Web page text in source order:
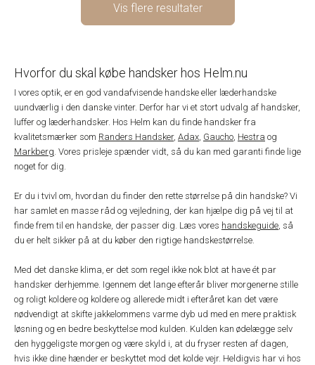
Vis flere resultater
Hvorfor du skal købe handsker hos Helm.nu
I vores optik, er en god vandafvisende handske eller læderhandske
uundværlig i den danske vinter. Derfor har vi et stort udvalg af handsker,
luffer og læderhandsker. Hos Helm kan du finde handsker fra
kvalitetsmærker som Randers Handsker, Adax Gaucho Hestra og
Markberg . Vores prisleje spænder vidt, så du kan med garanti finde lige
noget for dig.
Er du i tvivl om, hvordan du finder den rette størrelse på din handske? Vi
har samlet en masse råd og vejledning, der kan hjælpe dig på vej til at
finde frem til en handske, der passer dig. Læs vores handskeguide , så
du er helt sikker på at du køber den rigtige handskestørrelse.
Med det danske klima, er det som regel ikke nok blot at have ét par
handsker derhjemme. Igennem det lange efterår bliver morgenerne stille
og roligt koldere og koldere og allerede midt i efteråret kan det være
nødvendigt at skifte jakkelommens varme dyb ud med en mere praktisk
løsning og en bedre beskyttelse mod kulden. Kulden kan ødelægge selv
den hyggeligste morgen og være skyld i, at du fryser resten af dagen,
hvis ikke dine hænder er beskyttet mod det kolde vejr. Heldigvis har vi hos